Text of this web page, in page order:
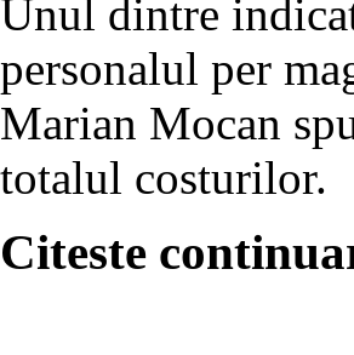
Unul dintre
personalul per
Marian Mocan
totalul costurilor.
Citeste